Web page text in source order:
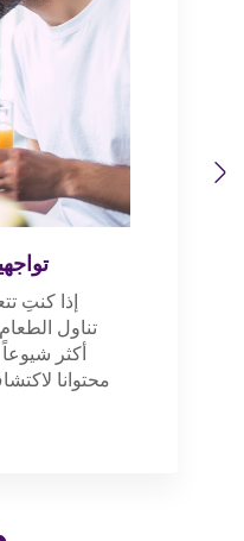
Previous
إذا كنتِ
تناول
أكثر
محتوانا